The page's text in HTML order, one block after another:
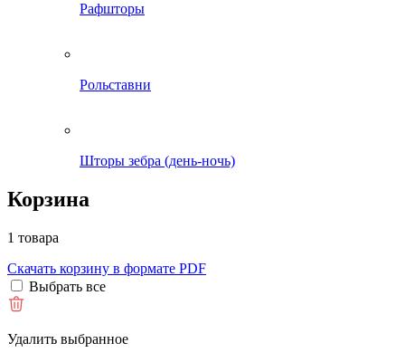
Рафшторы
Рольставни
Шторы зебра (день-ночь)
Корзина
1 товара
Скачать корзину в формате PDF
Выбрать все
Удалить выбранное